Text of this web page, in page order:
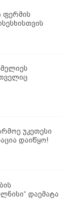
ფერმის
უკეთესი
დაიწყო!
დაემატა